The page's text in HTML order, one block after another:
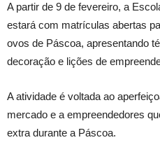
A partir de 9 de fevereiro, a
estará com matrículas abertas
ovos de Páscoa, apresentando
decoração e lições de
A atividade é voltada ao
mercado e a empreendedores
extra durante a Páscoa.